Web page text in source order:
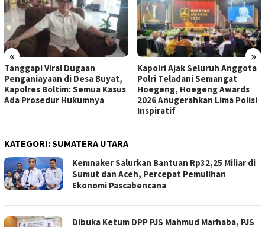
« »
Tanggapi Viral Dugaan
Penganiayaan di Desa Buyat,
Kapolres Boltim: Semua Kasus
Ada Prosedur Hukumnya
Kapolri Ajak Seluruh Anggota
Polri Teladani Semangat
Hoegeng, Hoegeng Awards
2026 Anugerahkan Lima Polisi
Inspiratif
KATEGORI:SUMATERA UTARA
Kemnaker Salurkan Bantuan Rp32,25 Miliar di
Sumut dan Aceh, Percepat Pemulihan
Ekonomi Pascabencana
Dibuka Ketum DPP PJS Mahmud Marhaba, PJS